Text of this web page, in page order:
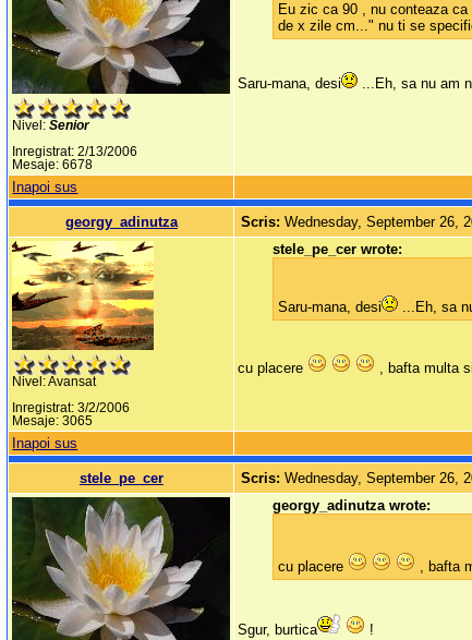
Nivel:Senior
Inregistrat: 2/13/2006
Mesaje: 6678
Eu zic ca 90 , nu conteaza
de x zile cm..." nu ti se
Saru-mana, desi ...Eh, sa nu am
Inapoi sus
georgy_adinutza Scris:Wednesday, September 26,
Nivel: Avansat
Inregistrat: 3/2/2006
Mesaje: 3065
stele_pe_cer wrote:
Saru-mana, desi ...Eh, sa
cu placere , bafta multa
Inapoi sus
stele_pe_cer Scris:Wednesday, September 26,
georgy_adinutza wrote:
cu placere , bafta
Sgur, burtica !